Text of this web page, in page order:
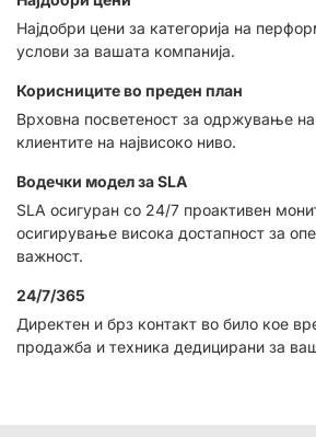
Најдобри цени за категорија на
услови за вашата компанија.
Корисниците во преден план
Врховна посветеност за одржување
клиентите на највисоко ниво.
Водечки модел за SLA
SLA осигуран со 24/7 проактивен
осигирување висока достапност за
важност.
24/7/365
Директен и брз контакт во било кое
продажба и техника дедицирани за